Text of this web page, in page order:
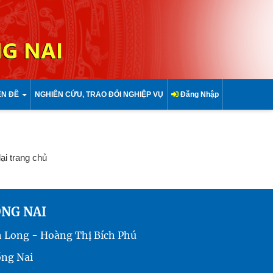
NAI
ĐỀ NGHIÊN CỨU, TRAO ĐỔI NGHIỆP VỤ Đăng Nhập
trang chủ
NAI
Long - Hoàng Thị Bích Phú
Nai